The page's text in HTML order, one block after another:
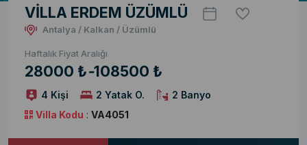
VİLLA ERDEM ÜZÜMLÜ
Antalya / Kalkan / Üzümlü
Haftalık Fiyat Aralığı
28000 ₺-108500 ₺
4 Kişi 2 Yatak O.
2 Banyo
Villa Kodu : VA4051